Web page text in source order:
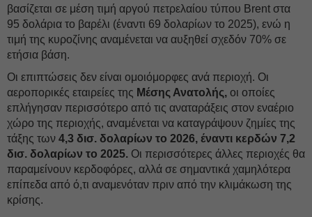
βασίζεται σε μέση τιμή αργού πετρελαίου τύπου Brent στα
95 δολάρια το βαρέλι (έναντι 69 δολαρίων το 2025), ενώ η
τιμή της κυροζίνης αναμένεται να αυξηθεί σχεδόν 70% σε
ετήσια βάση.
Οι επιπτώσεις δεν είναι ομοιόμορφες ανά περιοχή. Οι
αεροπορικές εταιρείες της Μέσης Ανατολής, οι οποίες
επλήγησαν περισσότερο από τις αναταράξεις στον εναέριο
χώρο της περιοχής, αναμένεται να καταγράψουν ζημίες της
τάξης των 4,3 δισ. δολαρίων το 2026, έναντι κερδών 7,2
δισ. δολαρίων το 2025. Οι περισσότερες άλλες περιοχές θα
παραμείνουν κερδοφόρες, αλλά σε σημαντικά χαμηλότερα
επίπεδα από ό,τι αναμενόταν πριν από την κλιμάκωση της
κρίσης.